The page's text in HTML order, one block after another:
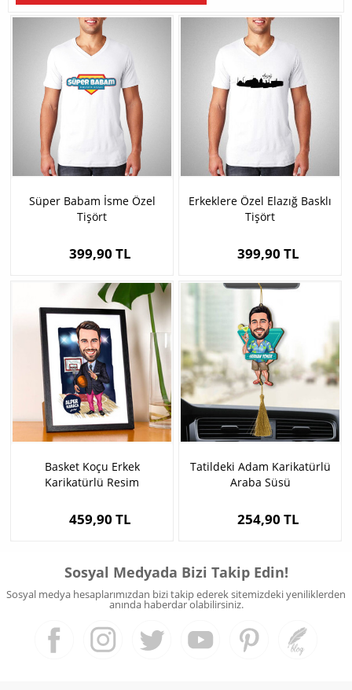
Süper Babam İsme Özel
Tişört
399,90 TL
Erkeklere Özel Elazığ Basklı
Tişört
399,90 TL
Basket Koçu Erkek
Karikatürlü Resim
459,90 TL
Tatildeki Adam Karikatürlü
Araba Süsü
254,90 TL
Sosyal Medyada Bizi Takip Edin!
Sosyal medya hesaplarımızdan bizi takip ederek sitemizdeki yeniliklerden
anında haberdar olabilirsiniz.